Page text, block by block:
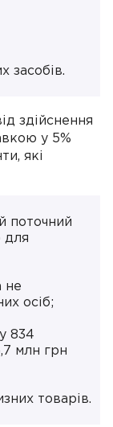
засобів.
здійснення
у 5%
які
поточний
для
не
осіб;
834
млн грн
товарів.